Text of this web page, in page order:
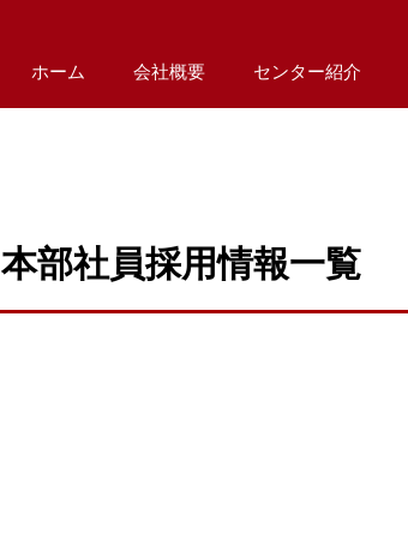
ホーム 会社概要 センター紹介
本部社員採用情報一覧